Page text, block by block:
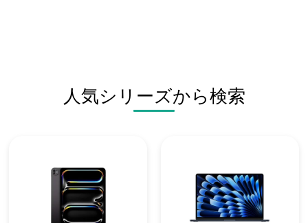
人気シリーズから検索